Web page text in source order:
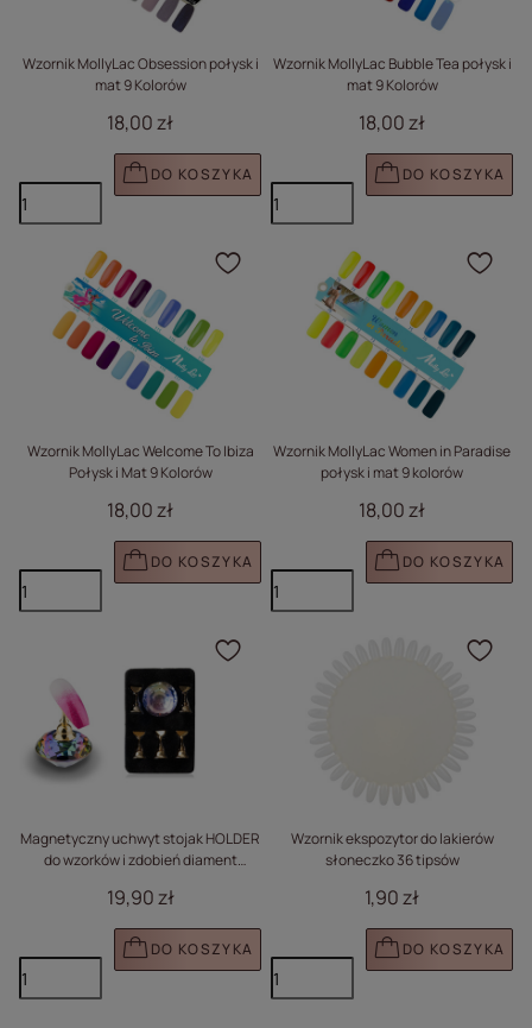
Wzornik MollyLac Obsession połysk i
mat 9 Kolorów
18,00 zł
DO KOSZYKA
Wzornik MollyLac Bubble Tea połysk i
mat 9 Kolorów
18,00 zł
DO KOSZYKA
Wzornik MollyLac Welcome To Ibiza
Połysk i Mat 9 Kolorów
18,00 zł
DO KOSZYKA
Kliknij, aby dodać
Wzornik MollyLac Women in Paradise
połysk i mat 9 kolorów
18,00 zł
DO KOSZYKA
Magnetyczny uchwyt stojak HOLDER
do wzorków i zdobień diament
19,90 zł
DO KOSZYKA
Kliknij, aby dodać
Wzornik ekspozytor do lakierów
słoneczko 36 tipsów
1,90 zł
DO KOSZYKA